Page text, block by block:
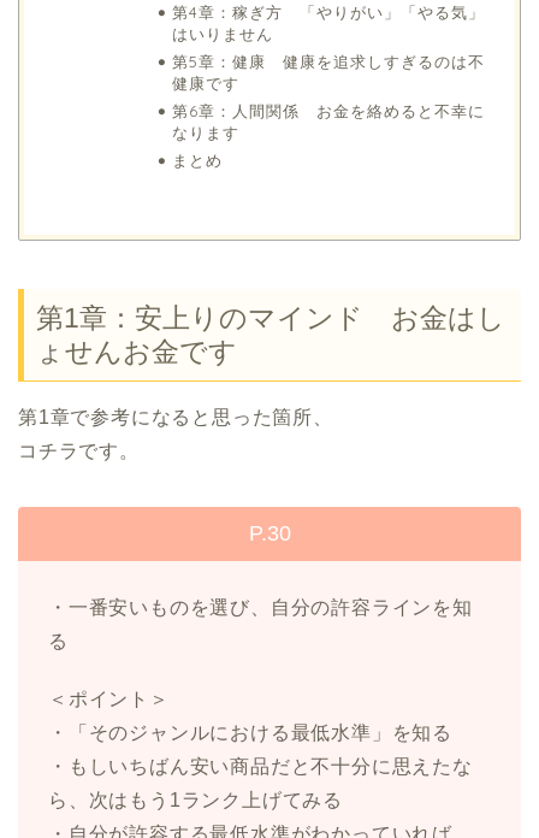
第4章：稼ぎ方 「やりがい」「やる気」
はいりません
第5章：健康 健康を追求しすぎるのは不
健康です
第6章：人間関係 お金を絡めると不幸に
なります
まとめ
第1章：安上りのマインド お金はし
ょせんお金です
第1章で参考になると思った箇所、
コチラです。
P.30
・一番安いものを選び、自分の許容ラインを知
る
＜ポイント＞
・「そのジャンルにおける最低水準」を知る
・もしいちばん安い商品だと不十分に思えたな
ら、次はもう1ランク上げてみる
・自分が許容する最低水準がわかっていれば、